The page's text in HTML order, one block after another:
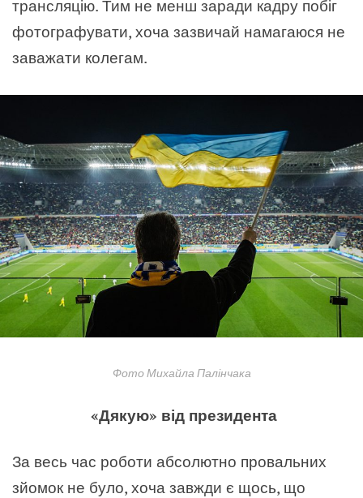
трансляцію. Тим не менш заради кадру побіг
фотографувати, хоча зазвичай намагаюся не
заважати колегам.
Фото Михайла Палінчака
«Дякую» від президента
За весь час роботи абсолютно провальних
зйомок не було, хоча завжди є щось, що